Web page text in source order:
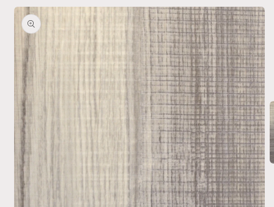
directamente
a la
información
del producto